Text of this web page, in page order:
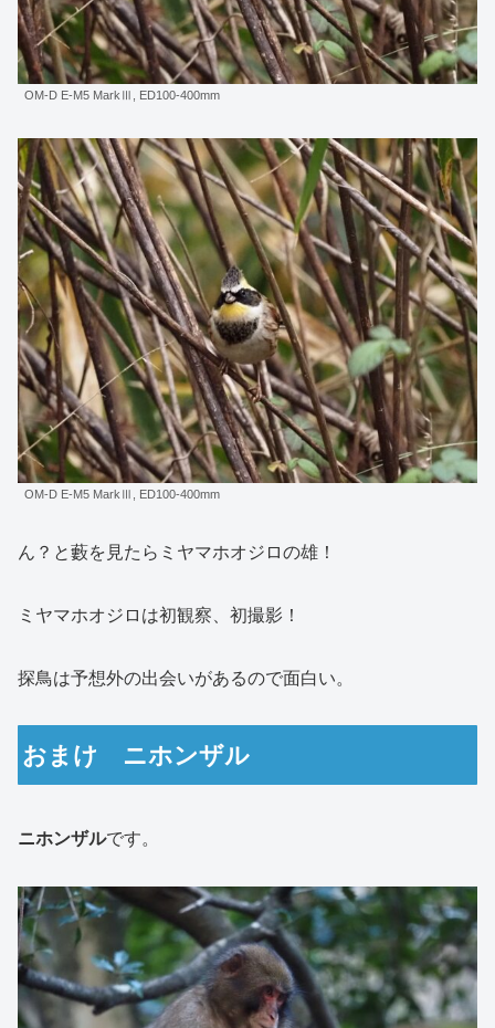
OM-D E-M5 MarkⅢ, ED100-400mm
OM-D E-M5 MarkⅢ, ED100-400mm
ん？と藪を見たらミヤマホオジロの雄！
ミヤマホオジロは初観察、初撮影！
探鳥は予想外の出会いがあるので面白い。
おまけ ニホンザル
ニホンザルです。